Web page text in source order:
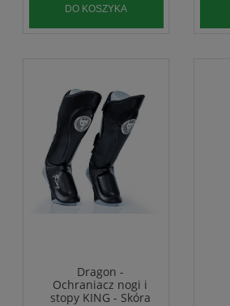
DO KOSZYKA
Dragon -
Ochraniacz nogi i
stopy KING - Skóra